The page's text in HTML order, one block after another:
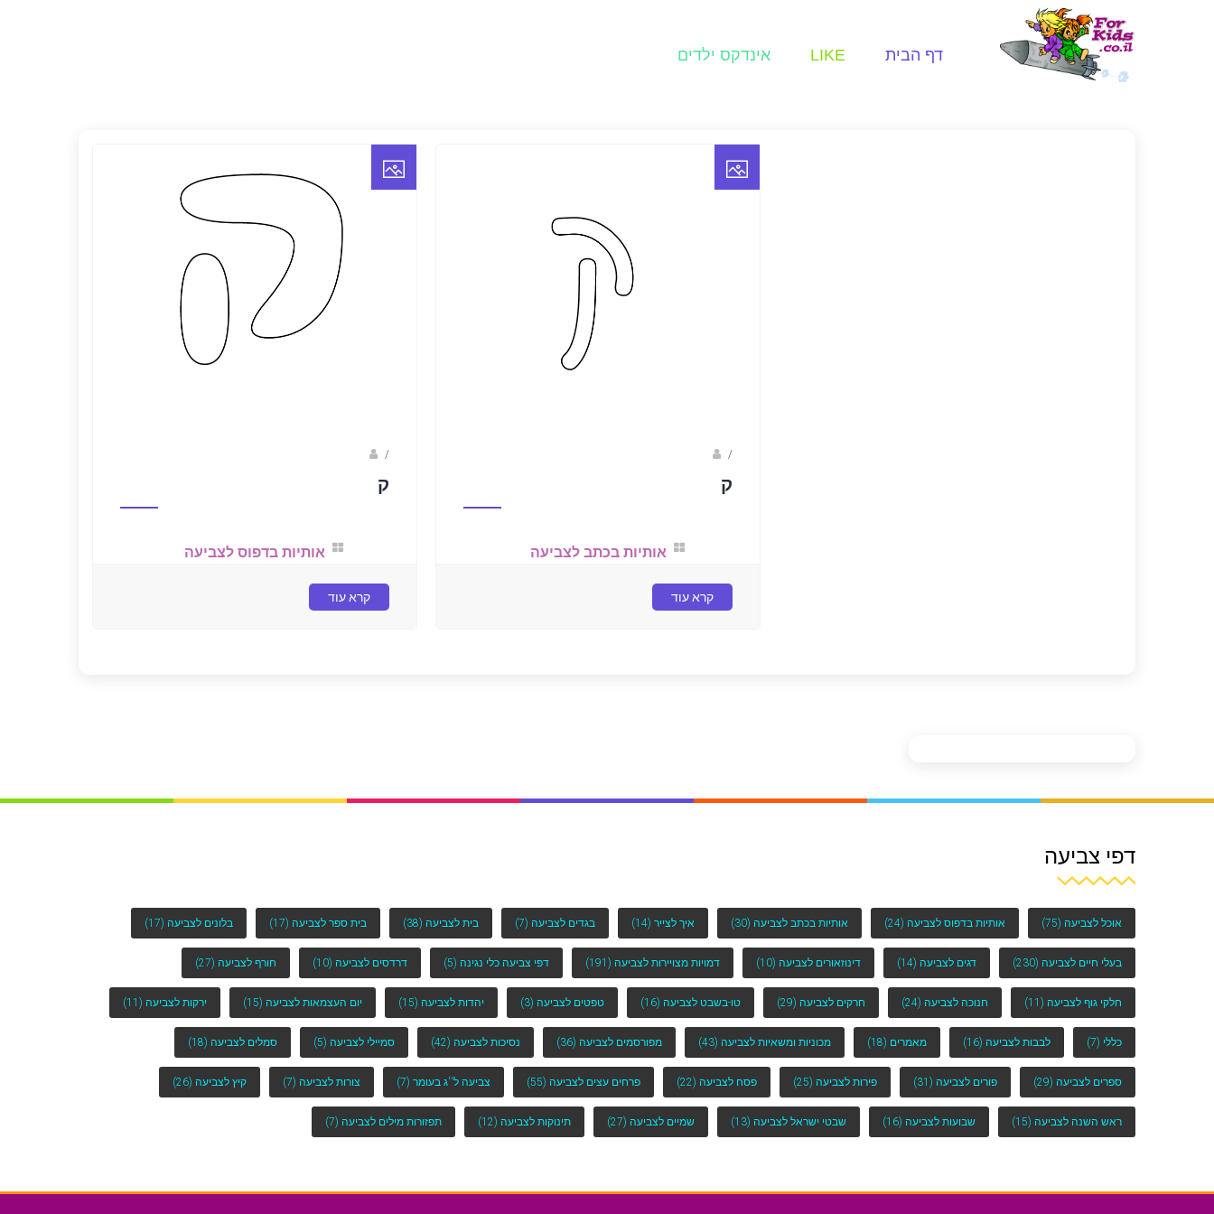
דף הבית LIKE אינדקס ילדים
/
ק
אותיות בדפוס לצביעה
קרא עוד
/
ק
אותיות בכתב לצביעה
קרא עוד
דפי צביעה
אוכל לצביעה (75) אותיות בדפוס לצביעה (24) אותיות בכתב לצביעה (30) איך לצייר (14) בגדים לצביעה (7) בית לצביעה (38) בית ספר לצביעה (17) בלונים לצביעה (17)
בעלי חיים לצביעה (230) דגים לצביעה (14) דינוזאורים לצביעה (10) דמויות מצויירות לצביעה (191) דפי צביעה כלי נגינה (5) דרדסים לצביעה (10) חורף לצביעה (27)
חלקי גוף לצביעה (11) חנוכה לצביעה (24) חרקים לצביעה (29) טו-בשבט לצביעה (16) טפטים לצביעה (3) יהדות לצביעה (15) יום העצמאות לצביעה (15) ירקות לצביעה (11)
כללי (7) לבבות לצביעה (16) מאמרים (18) מכוניות ומשאיות לצביעה (43) מפורסמים לצביעה (36) נסיכות לצביעה (42) סמיילי לצביעה (5) סמלים לצביעה (18)
ספרים לצביעה (29) פורים לצביעה (31) פירות לצביעה (25) פסח לצביעה (22) פרחים עצים לצביעה (55) צביעה ל''ג בעומר (7) צורות לצביעה (7) קיץ לצביעה (26)
ראש השנה לצביעה (15) שבועות לצביעה (16) שבטי ישראל לצביעה (13) שמיים לצביעה (27) תינוקות לצביעה (12) תפזורות מילים לצביעה (7)